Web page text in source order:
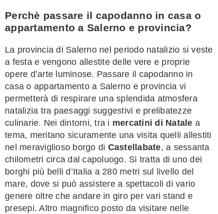
Perchè passare il capodanno in casa o
appartamento a Salerno e provincia?
La provincia di Salerno nel periodo natalizio si veste
a festa e vengono allestite delle vere e proprie
opere d’arte luminose. Passare il capodanno in
casa o appartamento a Salerno e provincia vi
permetterà di respirare una splendida atmosfera
natalizia tra paesaggi suggestivi e prelibatezze
culinarie. Nei dintorni, tra i mercatini di Natale a
tema, meritano sicuramente una visita quelli allestiti
nel meraviglioso borgo di Castellabate, a sessanta
chilometri circa dal capoluogo. Si tratta di uno dei
borghi più belli d’Italia a 280 metri sul livello del
mare, dove si può assistere a spettacoli di vario
genere oltre che andare in giro per vari stand e
presepi. Altro magnifico posto da visitare nelle